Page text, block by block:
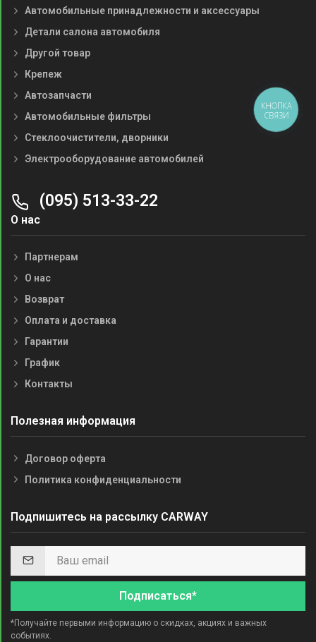
Автомобильные принадлежности и аксессуары
Детали салона автомобиля
Другой товар
Крепеж
Автозапчасти
Автомобильные фильтры
Стеклоочистители, дворники
Электрооборудование автомобилей
(095) 513-33-22
О нас
Партнерам
О нас
Возврат
Оплата и доставка
Гарантии
График
Контакты
Полезная информация
Договор оферта
Политика конфиденциальности
Подпишитесь на рассылку CARWAY
Подписаться*
*Получайте первыми информацию о скидках, акциях и важных
событиях.
КНОПКА
СВЯЗИ